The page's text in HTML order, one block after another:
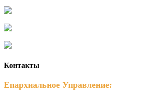
Контакты
Епархиальное Управление: